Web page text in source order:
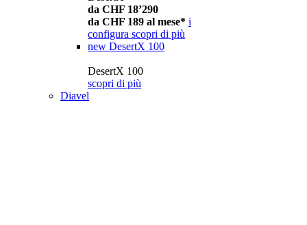
da CHF 18’290
da CHF 189 al mese* i
configura scopri di più
new DesertX 100
DesertX 100
scopri di più
Diavel